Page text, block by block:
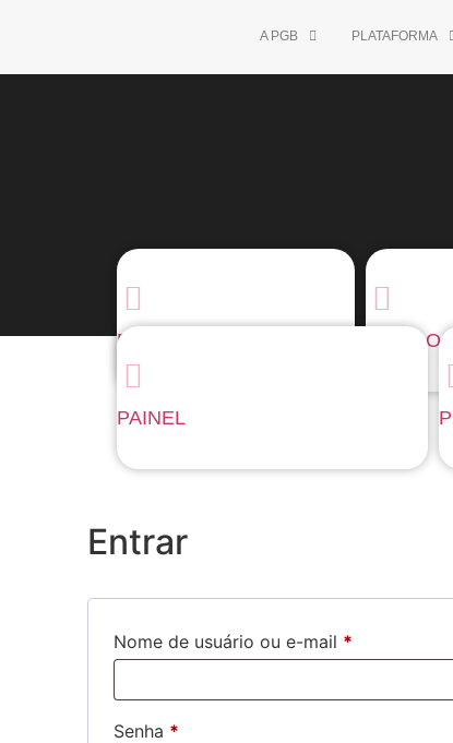
A PGB PLATAFORMA
PAINEL PEDIDOS
PAINEL
Entrar
Nome de usuário ou e-mail *
Senha *